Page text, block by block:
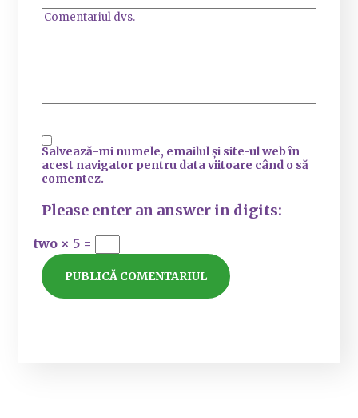
Salvează-mi numele, emailul și site-ul web în
acest navigator pentru data viitoare când o să
comentez.
Please enter an answer in digits:
two × 5 =